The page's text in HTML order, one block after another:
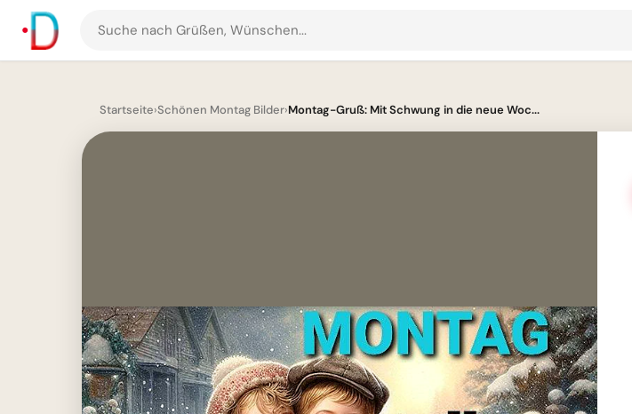
Suche
nach
und
Startseite›Schönen Montag Bilder›Montag-Gruß: Mit Schwung in die neue Woc...